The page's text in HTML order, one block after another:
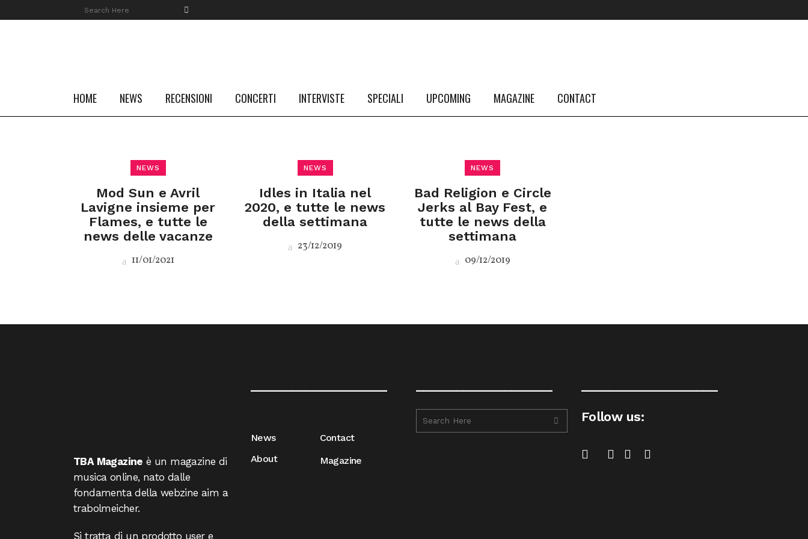
HOME NEWS RECENSIONI CONCERTI INTERVISTE SPECIALI UPCOMING MAGAZINE CONTACT
NEWS
Mod Sun e Avril
Lavigne insieme per
Flames, e tutte le
news delle vacanze
11/01/2021
NEWS
Idles in Italia nel
2020, e tutte le news
della settimana
23/12/2019
NEWS
Bad Religion e Circle
Jerks al Bay Fest, e
tutte le news della
settimana
09/12/2019
FOLLOW US #TBA
INSTAGRAM FEED
TBA Magazine è un magazine di
musica online, nato dalle
fondamenta della webzine aim a
trabolmeicher.
Si tratta di un prodotto user e
News
About
Contact
Magazine
Follow us: